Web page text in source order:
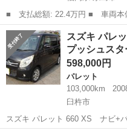
■ 支払総額: 22.4万円 ■ 車両本体価格： 178,000 円 ■ メーカー
名： スズキ ■ 車種名： パ
左側電動スライドドア ＨＩＤ
ト ＣＶＴ 盗...
福岡 糸島市 パレット
スズキ パレ
プッシュス
598,000円
パレット
103,000km
臼杵市
スズキ パレット 660 XS ナビ+
ラック） ハッチバック 軽自動車 本体価格 598,000円 支払総